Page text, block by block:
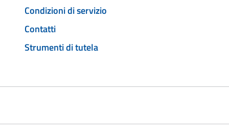
Condizioni di servizio
Contatti
Strumenti di tutela